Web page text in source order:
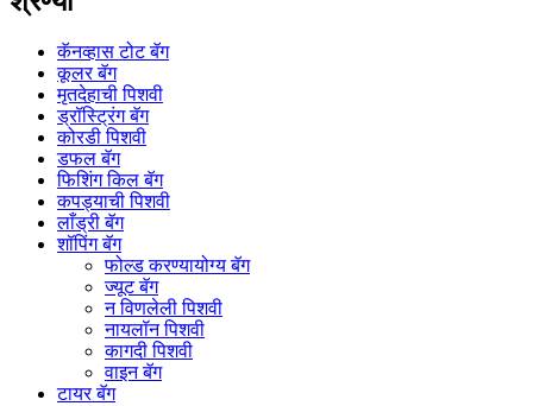
कॅनव्हास टोट बॅग
कूलर बॅग
मृतदेहाची पिशवी
ड्रॉस्ट्रिंग बॅग
कोरडी पिशवी
डफल बॅग
फिशिंग किल बॅग
कपड्याची पिशवी
लाँड्री बॅग
शॉपिंग बॅग
फोल्ड करण्यायोग्य बॅग
ज्यूट बॅग
न विणलेली पिशवी
नायलॉन पिशवी
कागदी पिशवी
वाइन बॅग
टायर बॅग